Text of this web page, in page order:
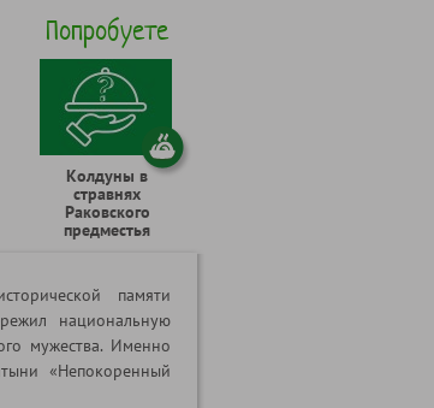
Попробуете
Колдуны в
стравнях
Раковского
предместья
памяти
национальную
мужества. Именно
«Непокоренный